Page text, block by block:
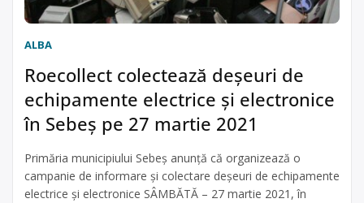
ALBA
Roecollect colectează deșeuri de
echipamente electrice și electronice
în Sebeș pe 27 martie 2021
Primăria municipiului Sebeș anunță că organizează o
campanie de informare și colectare deșeuri de echipamente
electrice și electronice SÂMBĂTĂ – 27 martie 2021, în